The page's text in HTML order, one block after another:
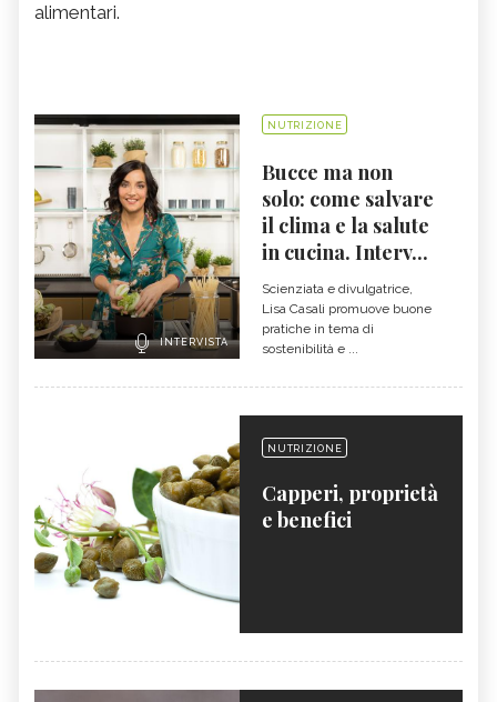
alimentari.
INTERVISTA
NUTRIZIONE
Bucce ma non
solo: come salvare
il clima e la salute
in cucina. Interv...
Scienziata e divulgatrice,
Lisa Casali promuove buone
pratiche in tema di
sostenibilità e ...
NUTRIZIONE
Capperi, proprietà
e benefici